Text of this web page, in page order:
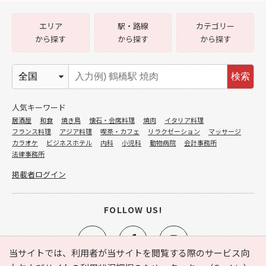
当サイトでは、利用者が当サイトを閲覧する際のサービス向
エリア
から探す
駅・路線
から探す
カテゴリー
から探す
検索
人気キーワード
居酒屋 和食 焼き鳥 懐石・会席料理 焼肉
イタリア料理
フランス料理
アジア料理 喫茶・カフェ リラクゼーション
マッサージ
カラオケ
ビジネスホテル 内科 小児科 動物病院
会計事務所
法律事務所
掲載者ログイン
FOLLOW US!